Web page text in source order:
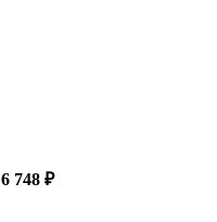
6 748 ₽